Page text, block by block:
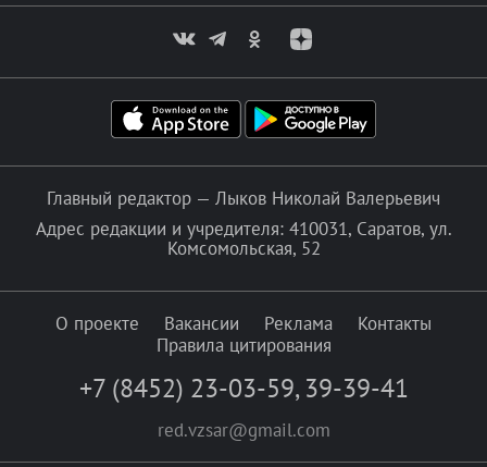
Главный редактор — Лыков Николай Валерьевич
Адрес редакции и учредителя: 410031, Саратов, ул.
Комсомольская, 52
О проекте Вакансии Реклама
Контакты
Правила цитирования
+7 (8452) 23-03-59, 39-39-41
red.vzsar@gmail.com